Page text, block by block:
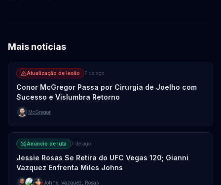
Mais notícias
Atualização de lesão 7 de ago.
Conor McGregor Passa por Cirurgia de Joelho com
Sucesso e Vislumbra Retorno
McGregor
Anúncio de luta 7 de ago.
Jessie Rosas Se Retira do UFC Vegas 120; Gianni
Vazquez Enfrenta Miles Johns
Johns Vazquez Rosas